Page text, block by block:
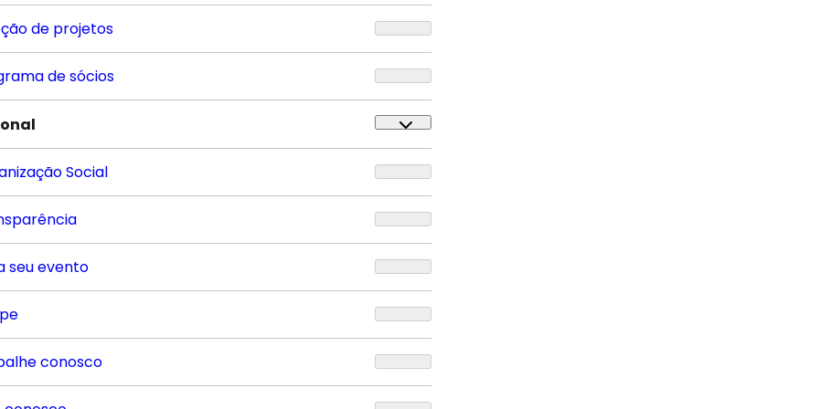
de projetos
de sócios
Social
seu evento
conosco